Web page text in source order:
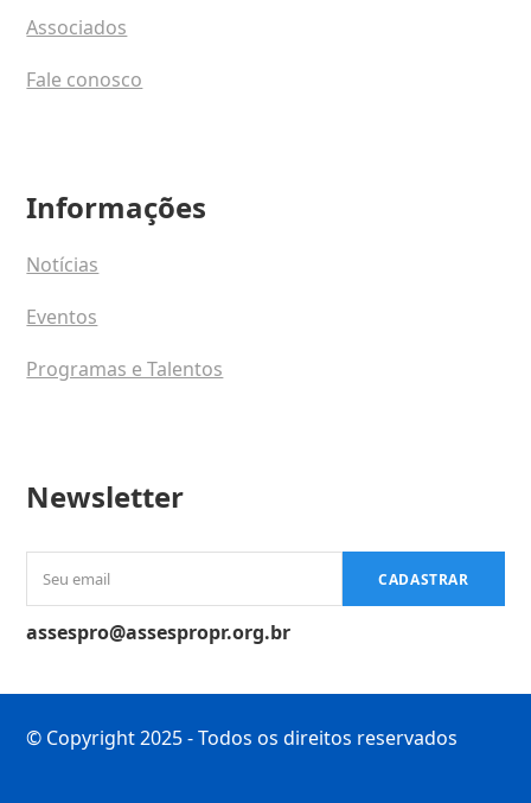
Associados
Fale conosco
Informações
Notícias
Eventos
Programas e Talentos
Newsletter
email
CADASTRAR
assespro@assespropr.org.br
© Copyright 2025 - Todos os direitos reservados